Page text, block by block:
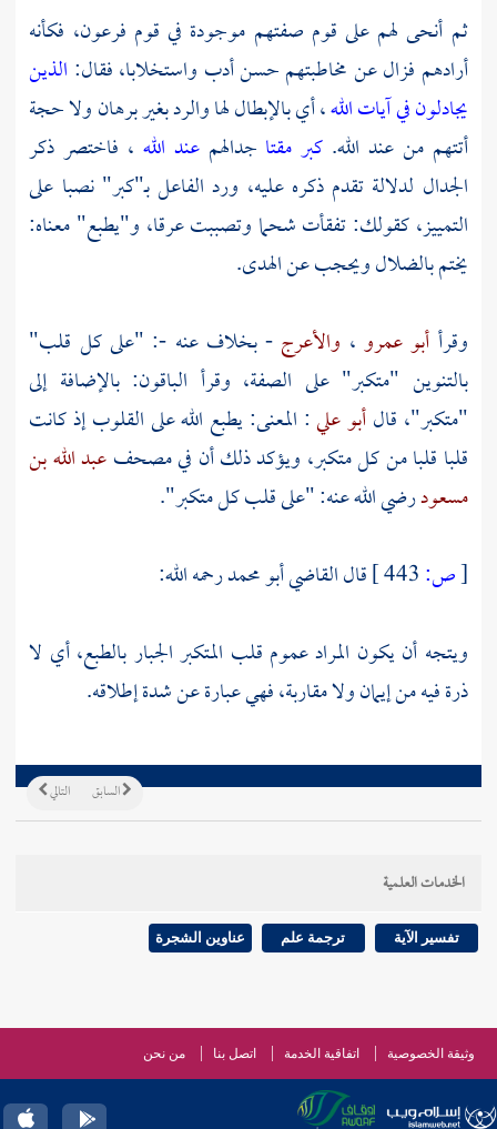
ثم أنحى لهم على قوم صفتهم موجودة في قوم فرعون، فكأنه
أرادهم فزال عن مخاطبتهم حسن أدب واستخلابا، فقال: الذين
يجادلون في آيات الله، أي بالإبطال لها والرد بغير برهان ولا حجة
أتتهم من عند الله. كبر مقتا جدالهمعند الله ، فاختصر ذكر
الجدال لدلالة تقدم ذكره عليه، ورد الفاعل بـ"كبر" نصبا على
التمييز، كقولك: تفقأت شحما وتصببت عرقا، و"يطبع" معناه:
يختم بالضلال ويحجب عن الهدى.
وقرأ أبو عمرو ، والأعرج - بخلاف عنه -: "على كل قلب"
بالتنوين "متكبر" على الصفة، وقرأ الباقون: بالإضافة إلى
"متكبر"، قالأبو علي: المعنى: يطبع الله على القلوب إذ كانت
قلبا قلبا من كل متكبر، ويؤكد ذلك أن في مصحفعبد الله بن
مسعودرضي الله عنه: "على قلب كل متكبر".
[ص: قالالقاضي أبو محمدرحمه الله:
ويتجه أن يكون المراد عموم قلب المتكبر الجبار بالطبع، أي لا
ذرة فيه من إيمان ولا مقاربة، فهي عبارة عن شدة إطلاقه.
التالي السابق
الخدمات العلمية
تفسير الآية ترجمة علم عناوين الشجرة
وثيقة الخصوصية اتفاقية الخدمة اتصل بنا من نحن